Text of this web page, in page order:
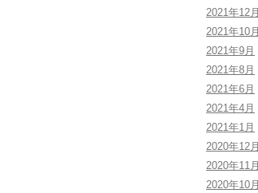
2021年12月
2021年10月
2021年9月
2021年8月
2021年6月
2021年4月
2021年1月
2020年12月
2020年11月
2020年10月